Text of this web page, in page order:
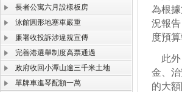
長者公寓六月設樣板房
泳館圓形地塞車嚴重
廉署收投訴涉違規宣傳
完善港選舉制度高票通過
政府收回小潭山逾三千米土地
單牌車進琴配額一萬
為根
況報
度預
此外
金、
的大